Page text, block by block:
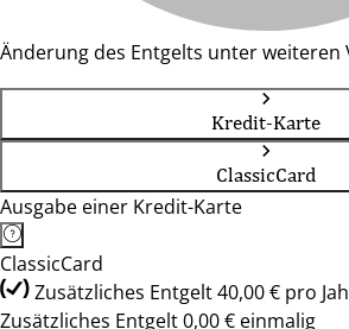
Änderung des Entgelts unter weiteren
Kredit-Karte
ClassicCard
Ausgabe einer Kredit-Karte
ClassicCard
Zusätzliches Entgelt 40,00 € pro
Zusätzliches Entgelt 0,00 € einmalig